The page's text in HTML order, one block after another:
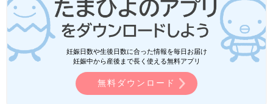
「授乳卒業」「オムツ卒業」「マグ卒
業」・・・など子育ては色んな「卒業」の積み
重ね。今回は５歳児の「寝かしつけ卒業」につ
いてママ友会で出たみんなの意見と一緒に考え
てみました。
今回、愛波先生にお話をうかがった中でのポイントは以下の３
・月齢ごとの活動時間を把握する
・疲れすぎる前に眠らせる
妊娠日数や生後日数に合った情報を毎日お届け
妊娠中から産後まで長く使える無料アプリ
無料ダウンロード